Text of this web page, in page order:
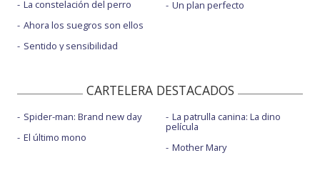
La constelación del perro
Ahora los suegros son ellos
Sentido y sensibilidad
Un plan perfecto
CARTELERA DESTACADOS
Spider-man: Brand new day
El último mono
La patrulla canina: La dino
película
Mother Mary